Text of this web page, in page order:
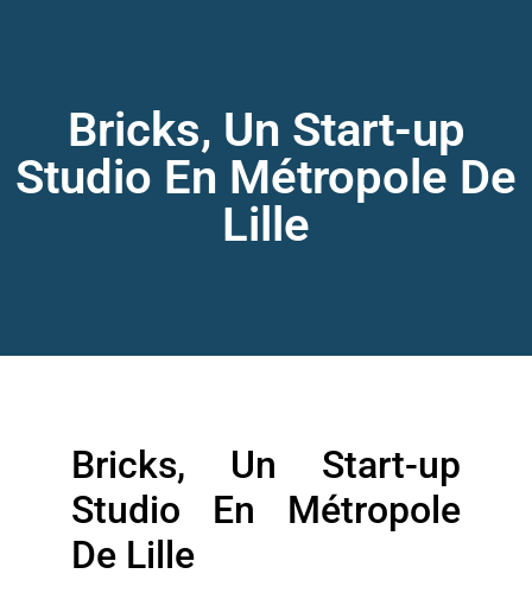
Bricks, Un Start-up
Studio En Métropole De
Lille
Bricks, Un Start-up
Studio En Métropole
De Lille